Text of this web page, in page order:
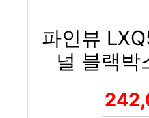
파인뷰
널 블랙박